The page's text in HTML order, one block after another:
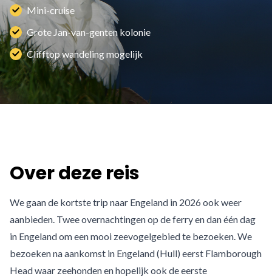
Mini-cruise
Grote Jan-van-genten kolonie
Clifftop wandeling mogelijk
Over deze reis
We gaan de kortste trip naar Engeland in 2026 ook weer
aanbieden. Twee overnachtingen op de ferry en dan één dag
in Engeland om een mooi zeevogelgebied te bezoeken. We
bezoeken na aankomst in Engeland (Hull) eerst Flamborough
Head waar zeehonden en hopelijk ook de eerste